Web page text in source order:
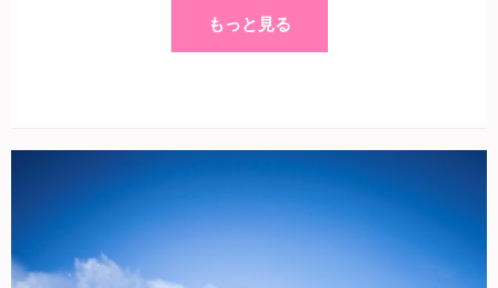
もっと見る